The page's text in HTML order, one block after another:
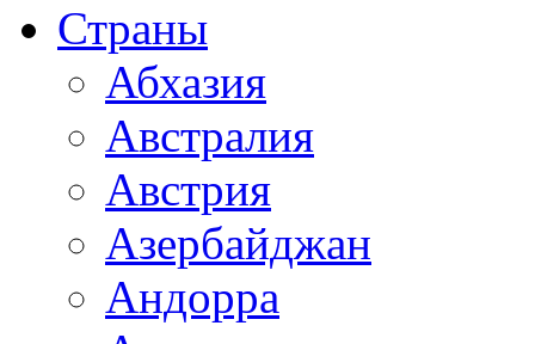
Страны
Абхазия
Австралия
Австрия
Азербайджан
Андорра